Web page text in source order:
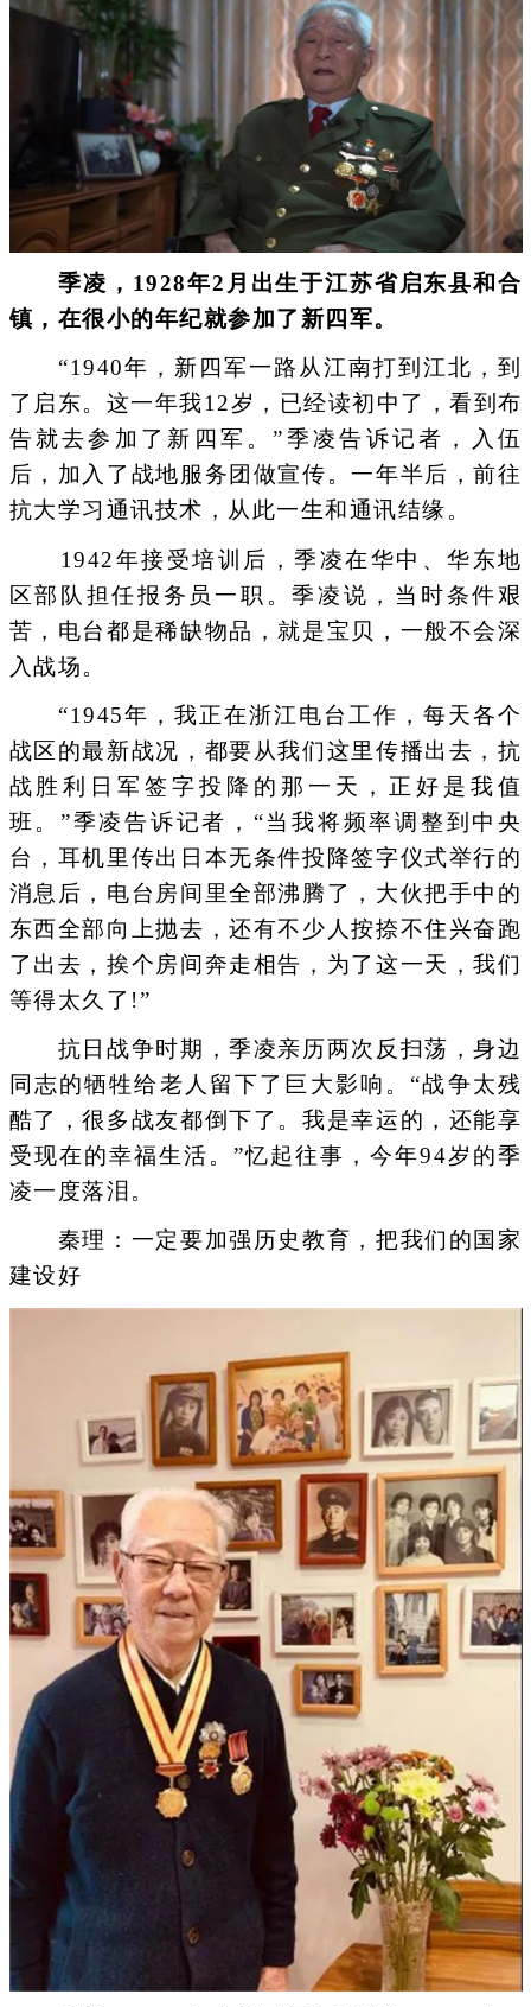
季凌，1928年2月出生于江苏省启东县和合
镇，在很小的年纪就参加了新四军。
“1940年，新四军一路从江南打到江北，到
了启东。这一年我12岁，已经读初中了，看到布
告就去参加了新四军。”季凌告诉记者，入伍
后，加入了战地服务团做宣传。一年半后，前往
抗大学习通讯技术，从此一生和通讯结缘。
1942年接受培训后，季凌在华中、华东地
区部队担任报务员一职。季凌说，当时条件艰
苦，电台都是稀缺物品，就是宝贝，一般不会深
入战场。
“1945年，我正在浙江电台工作，每天各个
战区的最新战况，都要从我们这里传播出去，抗
战胜利日军签字投降的那一天，正好是我值
班。”季凌告诉记者，“当我将频率调整到中央
台，耳机里传出日本无条件投降签字仪式举行的
消息后，电台房间里全部沸腾了，大伙把手中的
东西全部向上抛去，还有不少人按捺不住兴奋跑
了出去，挨个房间奔走相告，为了这一天，我们
等得太久了!”
抗日战争时期，季凌亲历两次反扫荡，身边
同志的牺牲给老人留下了巨大影响。“战争太残
酷了，很多战友都倒下了。我是幸运的，还能享
受现在的幸福生活。”忆起往事，今年94岁的季
凌一度落泪。
秦理：一定要加强历史教育，把我们的国家
建设好